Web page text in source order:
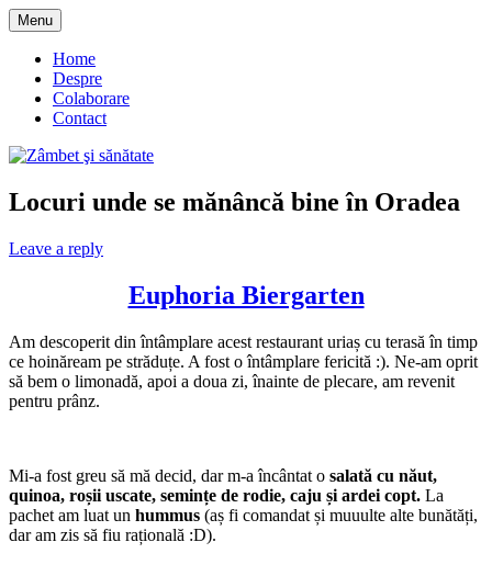
Skip
to
content
Zâmbet şi sănătate
Menu
Home
Despre
Colaborare
Contact
Locuri unde se mănâncă bine în Oradea
Leave a reply
Euphoria Biergarten
Am descoperit din întâmplare acest restaurant uriaș cu terasă în timp
ce hoinăream pe străduțe. A fost o întâmplare fericită :). Ne-am oprit
să bem o limonadă, apoi a doua zi, înainte de plecare, am revenit
pentru prânz.
Mi-a fost greu să mă decid, dar m-a încântat o salată cu năut,
quinoa, roșii uscate, semințe de rodie, caju și ardei copt. La
pachet am luat un hummus (aș fi comandat și muuulte alte bunătăți,
dar am zis să fiu rațională :D).